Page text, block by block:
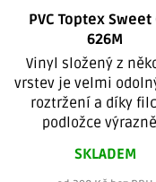
PVC Toptex Sweet
626M
Vinyl složený z
vrstev je velmi
roztržení a díky
podložce
SKLADEM